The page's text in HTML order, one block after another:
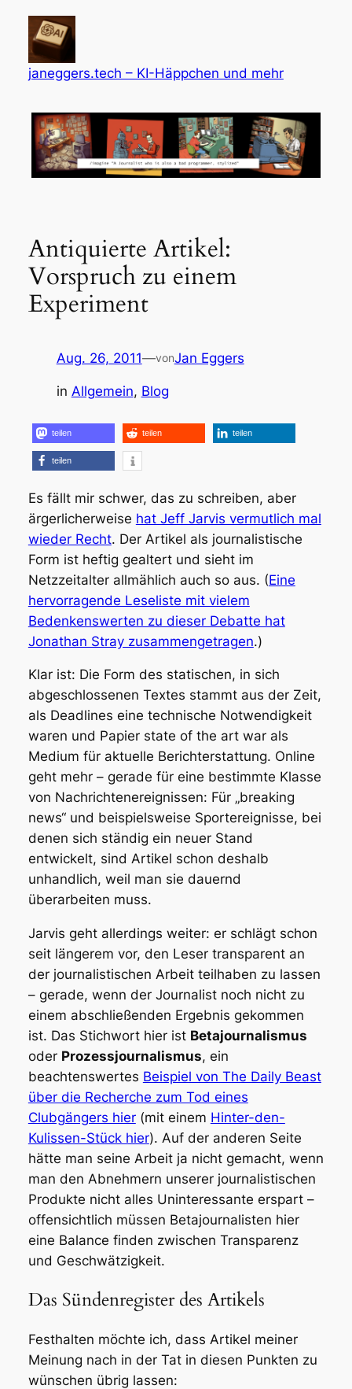
springen
janeggers.tech – KI-Häppchen und mehr
Antiquierte Artikel:
Vorspruch zu einem
Experiment
Aug. 26, 2011—vonJan Eggers
in Allgemein, Blog
teilen teilen teilen
teilen
Es fällt mir schwer, das zu schreiben, aber
ärgerlicherweise hat Jeff Jarvis vermutlich mal
wieder Recht. Der Artikel als journalistische
Form ist heftig gealtert und sieht im
Netzzeitalter allmählich auch so aus. (Eine
hervorragende Leseliste mit vielem
Bedenkenswerten zu dieser Debatte hat
Jonathan Stray zusammengetragen.)
Klar ist: Die Form des statischen, in sich
abgeschlossenen Textes stammt aus der Zeit,
als Deadlines eine technische Notwendigkeit
waren und Papier state of the artwar als
Medium für aktuelle Berichterstattung. Online
geht mehr – gerade für eine bestimmte Klasse
von Nachrichtenereignissen: Für „breaking
news“ und beispielsweise Sportereignisse, bei
denen sich ständig ein neuer Stand
entwickelt, sind Artikel schon deshalb
unhandlich, weil man sie dauernd
überarbeiten muss.
Jarvis geht allerdings weiter: er schlägt schon
seit längerem vor, den Leser transparent an
der journalistischen Arbeit teilhaben zu lassen
– gerade, wenn der Journalist noch nicht zu
einem abschließenden Ergebnis gekommen
ist. Das Stichwort hier ist Betajournalismus
oder Prozessjournalismus, ein
beachtenswertes Beispiel von The Daily Beast
über die Recherche zum Tod eines
Clubgängers hier(mit einem Hinter-den-
Kulissen-Stück hier). Auf der anderen Seite
hätte man seine Arbeit ja nicht gemacht, wenn
man den Abnehmern unserer journalistischen
Produkte nicht alles Uninteressante erspart –
offensichtlich müssen Betajournalisten hier
eine Balance finden zwischen Transparenz
und Geschwätzigkeit.
Das Sündenregister des Artikels
Festhalten möchte ich, dass Artikel meiner
Meinung nach in der Tat in diesen Punkten zu
wünschen übrig lassen: